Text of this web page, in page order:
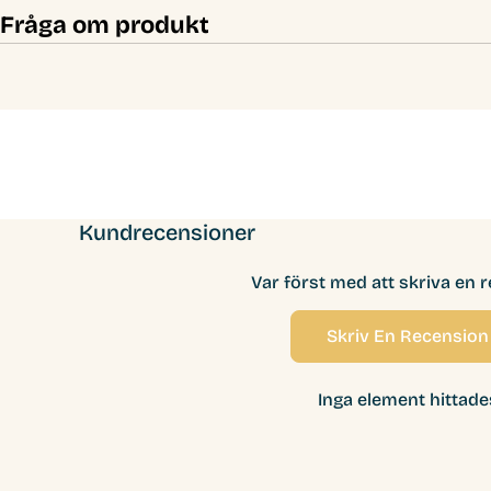
Fråga om produkt
Kundrecensioner
Var först med att skriva en
Skriv En Recension
Inga element